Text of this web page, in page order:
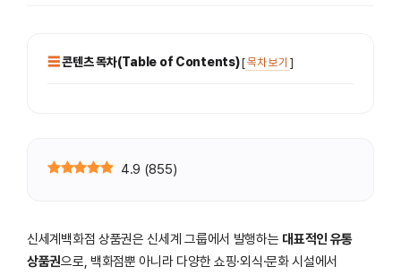
콘텐츠 목차(Table of Contents)[목차 보기 ]
4.9 (855)
신세계백화점 상품권은 신세계 그룹에서 발행하는 대표적인 유통
상품권으로, 백화점뿐 아니라 다양한 쇼핑·외식·문화 시설에서